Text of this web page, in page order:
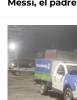
Messi, el